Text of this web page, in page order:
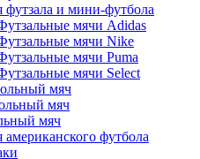
футзала и мини-футбола
мячи Adidas
мячи Nike
мячи Puma
мячи Select
мяч
мяч
мяч
футбола